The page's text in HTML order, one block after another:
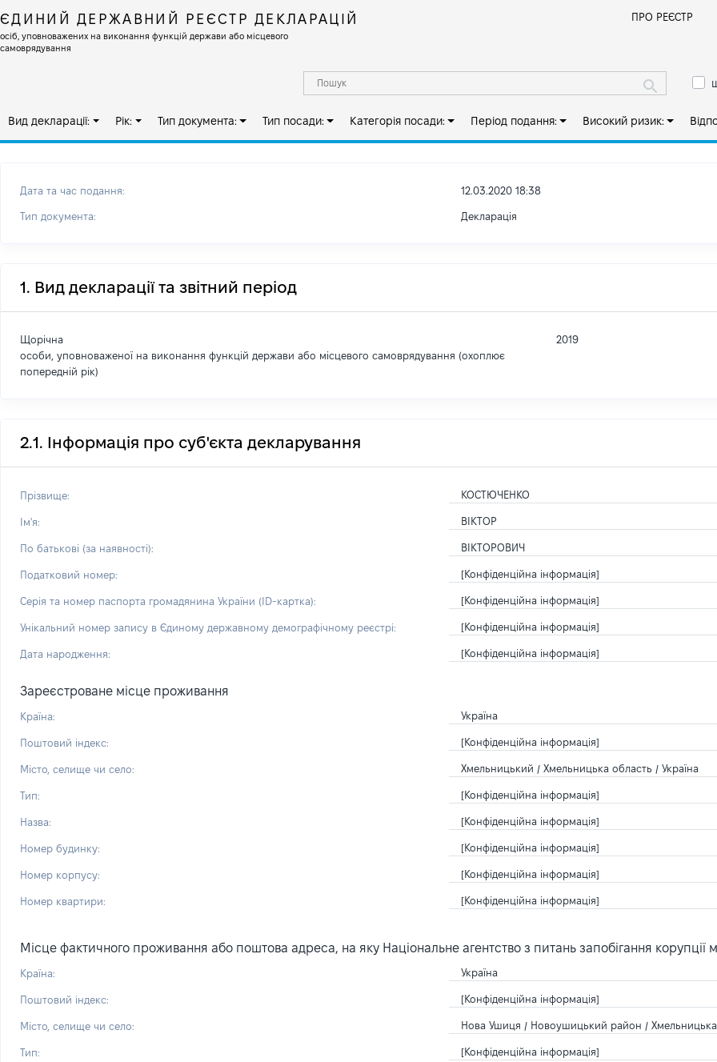
ЄДИНИЙ ДЕРЖАВНИЙ РЕЄСТР ДЕКЛАРАЦІЙ
осіб, уповноважених на виконання функцій держави або місцевого
самоврядування
ПРО РЕЄСТР
Вид декларації: Рік: Тип документа: Тип посади: Категорія посади: Період подання: Високий ризик:
Дата та час подання: 12.03.2020 18:38
Тип документа: Декларація
1. Вид декларації та звітний період
Щорічна
особи, уповноваженої на виконання функцій держави або місцевого самоврядування (охоплює
попередній рік)
2019
2.1. Інформація про суб'єкта декларування
Прізвище: КОСТЮЧЕНКО
Ім'я: ВІКТОР
По батькові (за наявності): ВІКТОРОВИЧ
Податковий номер: [Конфіденційна інформація]
Серія та номер паспорта громадянина України (ID-картка): [Конфіденційна інформація]
Унікальний номер запису в Єдиному державному демографічному реєстрі: [Конфіденційна інформація]
Дата народження: [Конфіденційна інформація]
Зареєстроване місце проживання
Країна: Україна
Поштовий індекс: [Конфіденційна інформація]
Місто, селище чи село: Хмельницький / Хмельницька область / Україна
Тип: [Конфіденційна інформація]
Назва: [Конфіденційна інформація]
Номер будинку: [Конфіденційна інформація]
Номер корпусу: [Конфіденційна інформація]
Номер квартири: [Конфіденційна інформація]
Місце фактичного проживання або поштова адреса, на яку Національне агентство з питань запобігання
Країна: Україна
Поштовий індекс: [Конфіденційна інформація]
Місто, селище чи село: Нова Ушиця / Новоушицький район / Хмельницька
Тип: [Конфіденційна інформація]